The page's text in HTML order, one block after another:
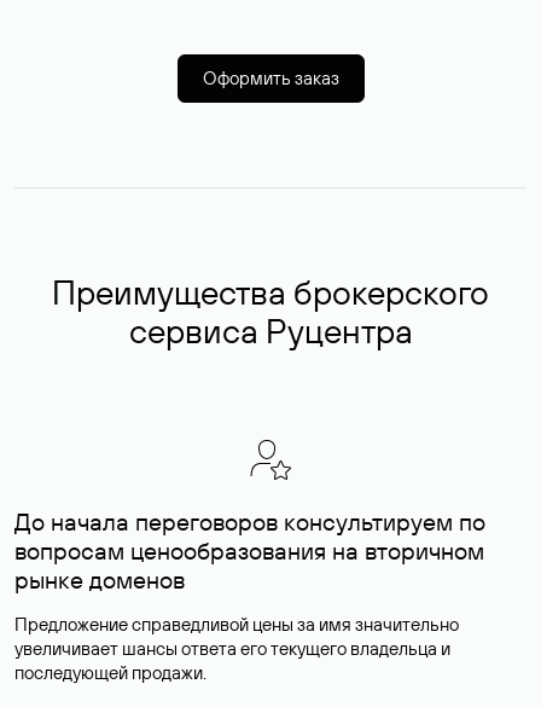
Оформить заказ
Преимущества брокерского
сервиса Руцентра
До начала переговоров консультируем по
вопросам ценообразования на вторичном
рынке доменов
Предложение справедливой цены за имя значительно
увеличивает шансы ответа его текущего владельца и
последующей продажи.